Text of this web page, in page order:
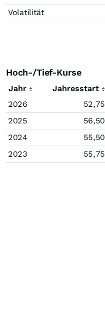
Volatilität
Hoch-/Tief-Kurse
Jahr Jahresstart
2026
52,75
2025
56,50
2024
55,50
2023
55,75